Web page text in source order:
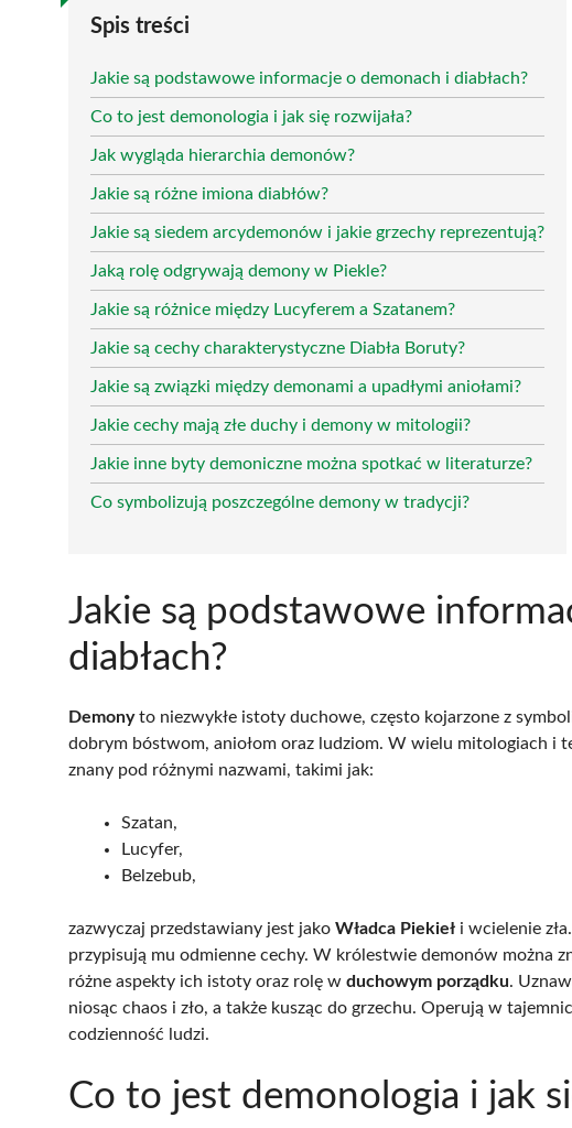
Spis treści
Jakie są podstawowe informacje o demonach i diabłach?
Co to jest demonologia i jak się rozwijała?
Jak wygląda hierarchia demonów?
Jakie są różne imiona diabłów?
Jakie są siedem arcydemonów i jakie grzechy reprezentują?
Jaką rolę odgrywają demony w Piekle?
Jakie są różnice między Lucyferem a Szatanem?
Jakie są cechy charakterystyczne Diabła Boruty?
Jakie są związki między demonami a upadłymi aniołami?
Jakie cechy mają złe duchy i demony w mitologii?
Jakie inne byty demoniczne można spotkać w literaturze?
Co symbolizują poszczególne demony w tradycji?
Jakie są podstawowe
diabłach?
Demonyto niezwykłe istoty duchowe, często kojarzone z
dobrym bóstwom, aniołom oraz ludziom. W wielu mitologiach i
znany pod różnymi nazwami, takimi jak:
Szatan,
Lucyfer,
Belzebub,
zazwyczaj przedstawiany jest jako Władca Piekieł i wcielenie
przypisują mu odmienne cechy. W królestwie demonów można
różne aspekty ich istoty oraz rolę w duchowym porządku.
niosąc chaos i zło, a także kusząc do grzechu. Operują w
codzienność ludzi.
Co to jest demonologia i jak